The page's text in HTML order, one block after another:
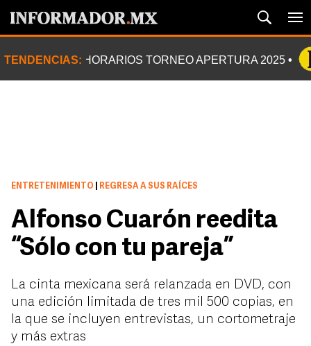
TENDENCIAS: HORARIOS TORNEO APERTURA 2025
ENTRETENIMIENTO REGRESA A SUS RAÍCES
Alfonso Cuarón reedita
“Sólo con tu pareja”
La cinta mexicana será relanzada en DVD, con
una edición limitada de tres mil 500 copias, en
la que se incluyen entrevistas, un cortometraje
y más extras